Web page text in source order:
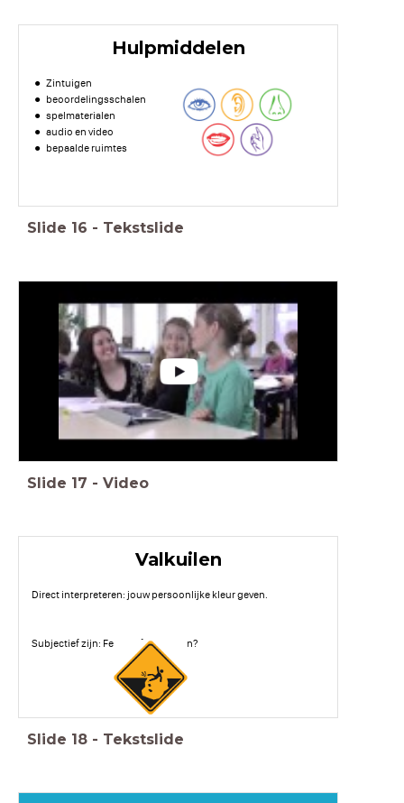
Hulpmiddelen
Zintuigen
beoordelingsschalen
spelmaterialen
audio en video
bepaalde ruimtes
Slide 16 - Tekstslide
Slide 17 - Video
Valkuilen
Direct interpreteren: jouw persoonlijke kleur geven.
Subjectief zijn: Feiten of meningen?
Slide 18 - Tekstslide